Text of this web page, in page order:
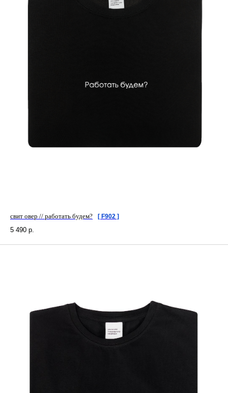
свит овер // работать будем? [ F902 ]
5 490 р.